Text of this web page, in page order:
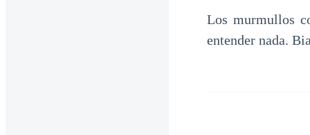
Los murmullos
entender nada.